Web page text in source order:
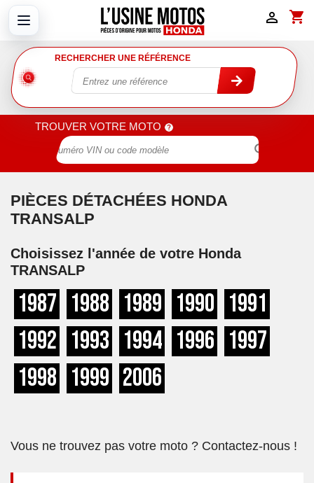
shopping_cart

RECHERCHER UNE RÉFÉRENCE
TROUVER VOTRE MOTO

PIÈCES DÉTACHÉES HONDA
TRANSALP
Choisissez l'année de votre Honda
TRANSALP
1987 1988 1989 1990 1991
1992 1993 1994 1996 1997
1998 1999 2006
Vous ne trouvez pas votre moto ? Contactez-nous !